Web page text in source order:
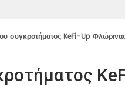
συγκροτήματος KeFi-Up